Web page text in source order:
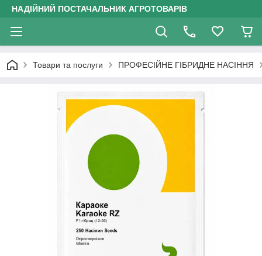
НАДІЙНИЙ ПОСТАЧАЛЬНИК АГРОТОВАРІВ
Товари та послуги ПРОФЕСІЙНЕ ГІБРИДНЕ НАСІННЯ